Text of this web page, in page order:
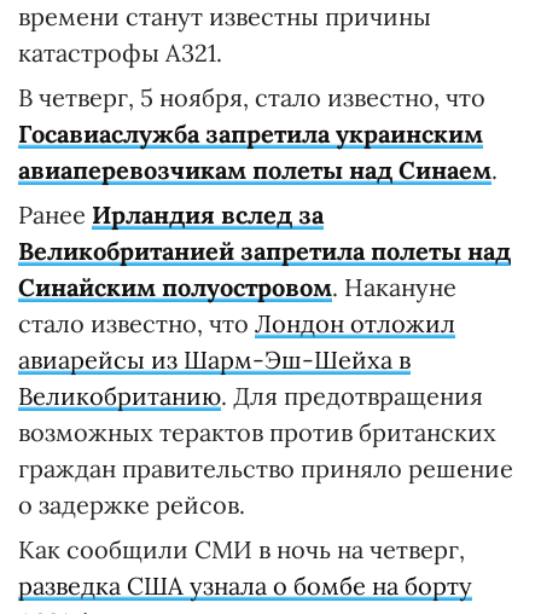
времени станут известны причины
катастрофы А321.
В четверг, 5 ноября, стало известно, что
Госавиаслужба запретила украинским
авиаперевозчикам полеты над Синаем.
Ранее Ирландия вслед за
Великобританией запретила полеты над
Синайским полуостровом. Накануне
стало известно, что Лондон отложил
авиарейсы из Шарм-Эш-Шейха в
Великобританию. Для предотвращения
возможных терактов против британских
граждан правительство приняло решение
о задержке рейсов.
Как сообщили СМИ в ночь на четверг,
разведка США узнала о бомбе на борту